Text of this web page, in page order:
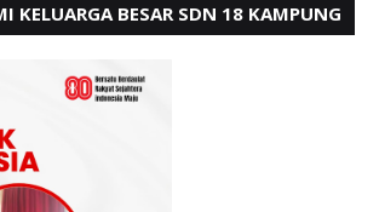
KELUARGA BESAR SDN 18 KAMPUNG